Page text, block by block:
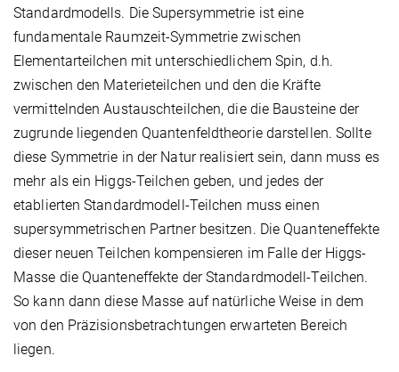
Standardmodells. Die Supersymmetrie ist eine
fundamentale Raumzeit-Symmetrie zwischen
Elementarteilchen mit unterschiedlichem Spin, d.h.
zwischen den Materieteilchen und den die Kräfte
vermittelnden Austauschteilchen, die die Bausteine der
zugrunde liegenden Quantenfeldtheorie darstellen. Sollte
diese Symmetrie in der Natur realisiert sein, dann muss es
mehr als ein Higgs-Teilchen geben, und jedes der
etablierten Standardmodell-Teilchen muss einen
supersymmetrischen Partner besitzen. Die Quanteneffekte
dieser neuen Teilchen kompensieren im Falle der Higgs-
Masse die Quanteneffekte der Standardmodell-Teilchen.
So kann dann diese Masse auf natürliche Weise in dem
von den Präzisionsbetrachtungen erwarteten Bereich
liegen.